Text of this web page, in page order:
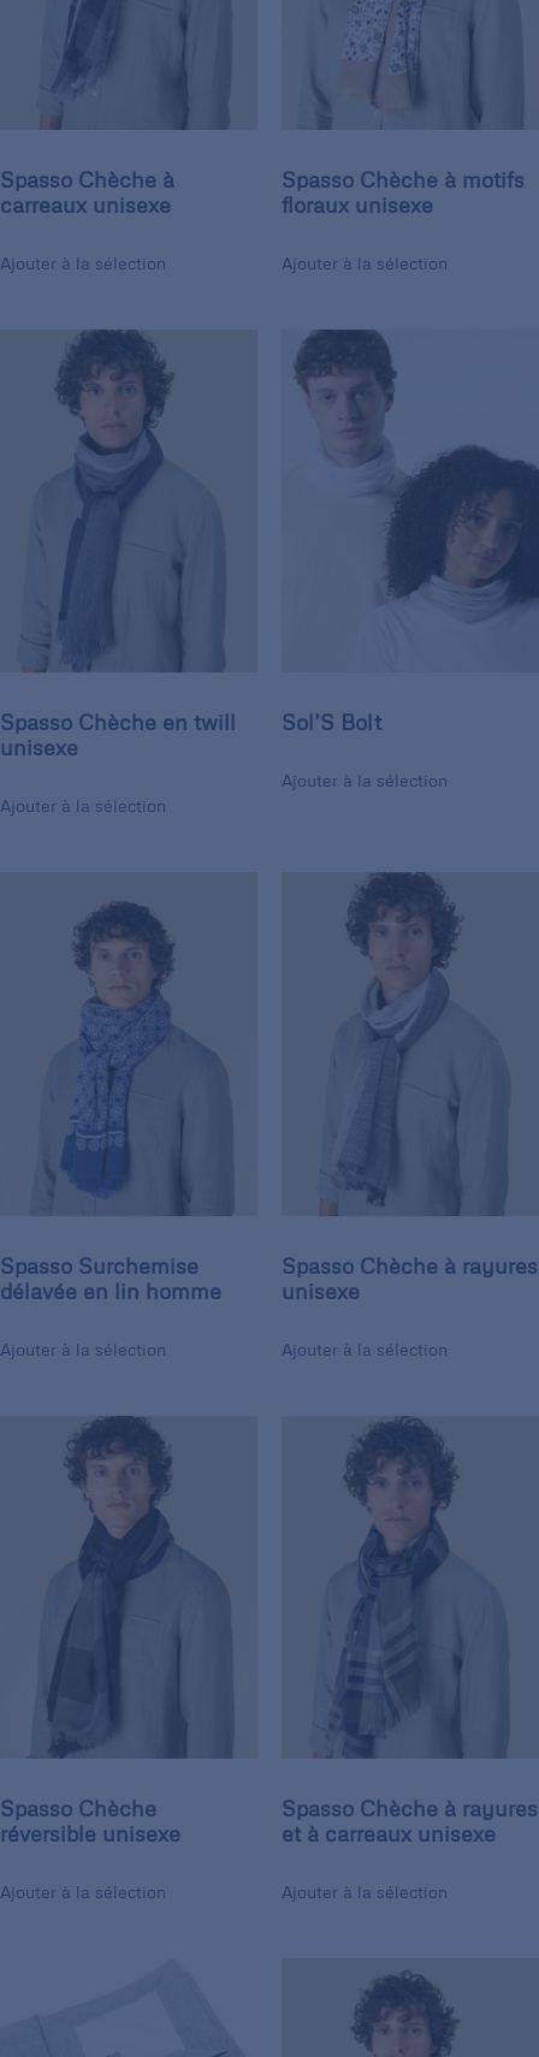
Spasso Chèche à
carreaux unisexe
Ajouter à la sélection
Spasso Chèche à motifs
floraux unisexe
Ajouter à la sélection
Spasso Chèche en twill
unisexe
Ajouter à la sélection
Sol’S Bolt
Ajouter à la sélection
Spasso Surchemise
délavée en lin homme
Ajouter à la sélection
Spasso Chèche à rayures
unisexe
Ajouter à la sélection
Spasso Chèche
réversible unisexe
Ajouter à la sélection
Spasso Chèche à rayures
et à carreaux unisexe
Ajouter à la sélection